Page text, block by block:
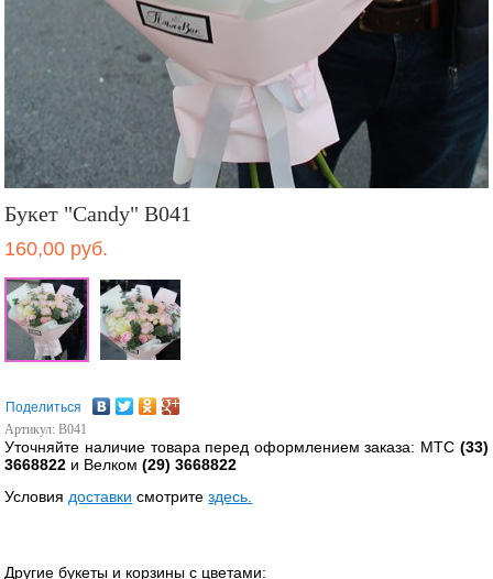
Букет "Candy" B041
160,00 руб.
Поделиться
Артикул: B041
Уточняйте наличие товара перед оформлением заказа: МТС (33)
3668822 и Велком(29) 3668822
Условия доставки смотритездесь.
Другие букеты и корзины с цветами: